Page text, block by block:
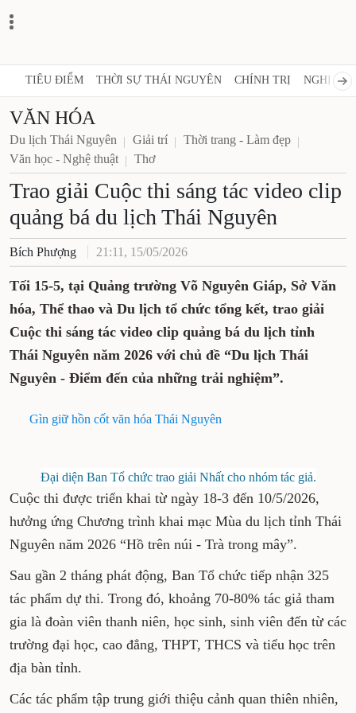
TIÊU ĐIỂM THỜI SỰ THÁI NGUYÊN CHÍNH TRỊ NGHỊ
VĂN HÓA
Du lịch Thái Nguyên Giải trí
Thời trang - Làm đẹp
Văn học - Nghệ thuật
Thơ
Trao giải Cuộc thi sáng tác video clip
quảng bá du lịch Thái Nguyên
Bích Phượng 21:11, 15/05/2026
Tối 15-5, tại Quảng trường Võ Nguyên Giáp, Sở Văn
hóa, Thể thao và Du lịch tổ chức tổng kết, trao giải
Cuộc thi sáng tác video clip quảng bá du lịch tỉnh
Thái Nguyên năm 2026 với chủ đề “Du lịch Thái
Nguyên - Điểm đến của những trải nghiệm”.
Gìn giữ hồn cốt văn hóa Thái Nguyên
Đại diện Ban Tổ chức trao giải Nhất cho nhóm tác giả.
Cuộc thi được triển khai từ ngày 18-3 đến 10/5/2026,
hưởng ứng Chương trình khai mạc Mùa du lịch tỉnh Thái
Nguyên năm 2026 “Hồ trên núi - Trà trong mây”.
Sau gần 2 tháng phát động, Ban Tổ chức tiếp nhận 325
tác phẩm dự thi. Trong đó, khoảng 70-80% tác giả tham
gia là đoàn viên thanh niên, học sinh, sinh viên đến từ các
trường đại học, cao đẳng, THPT, THCS và tiểu học trên
địa bàn tỉnh.
Các tác phẩm tập trung giới thiệu cảnh quan thiên nhiên,